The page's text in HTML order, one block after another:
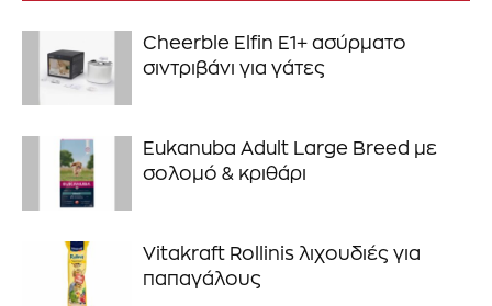
Cheerble Elfin E1+ ασύρματο
σιντριβάνι για γάτες
Eukanuba Adult Large Breed με
σολομό & κριθάρι
Vitakraft Rollinis λιχουδιές για
παπαγάλους